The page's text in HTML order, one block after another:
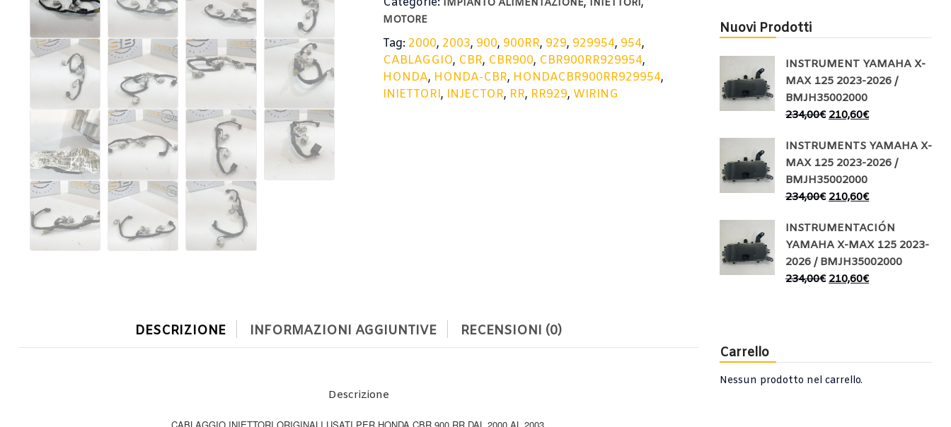
IMPIANTO ALIMENTAZIONE INIETTORI
MOTORE
Tag: 2000, 2003, 900, 900RR, 929, 929954, 954,
CABLAGGIO, CBR, CBR900, CBR900RR929954,
HONDA, HONDA-CBR, HONDACBR900RR929954,
INIETTORI, INJECTOR, RR, RR929, WIRING
DESCRIZIONE INFORMAZIONI AGGIUNTIVE RECENSIONI (0)
Descrizione
Nuovi Prodotti
INSTRUMENT YAMAHA X-
MAX 125 2023-2026 /
BMJH35002000
234,00€ 210,60€
INSTRUMENTS YAMAHA X-
MAX 125 2023-2026 /
BMJH35002000
234,00€ 210,60€
INSTRUMENTACIÓN
YAMAHA X-MAX 125 2023-
2026 / BMJH35002000
234,00€ 210,60€
Carrello
Nessun prodotto nel carrello.